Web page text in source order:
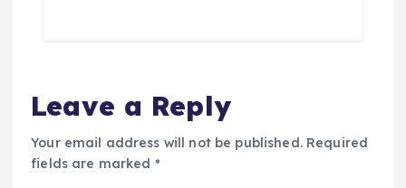
Leave a Reply
Your email address will not be published. Required
fields are marked *